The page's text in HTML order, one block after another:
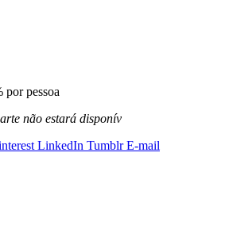
pessoa
não estará disponív
LinkedIn Tumblr E-mail